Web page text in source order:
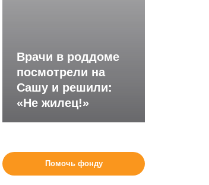
Врачи в роддоме
посмотрели на
Сашу и решили:
«Не жилец!»
Помочь фонду